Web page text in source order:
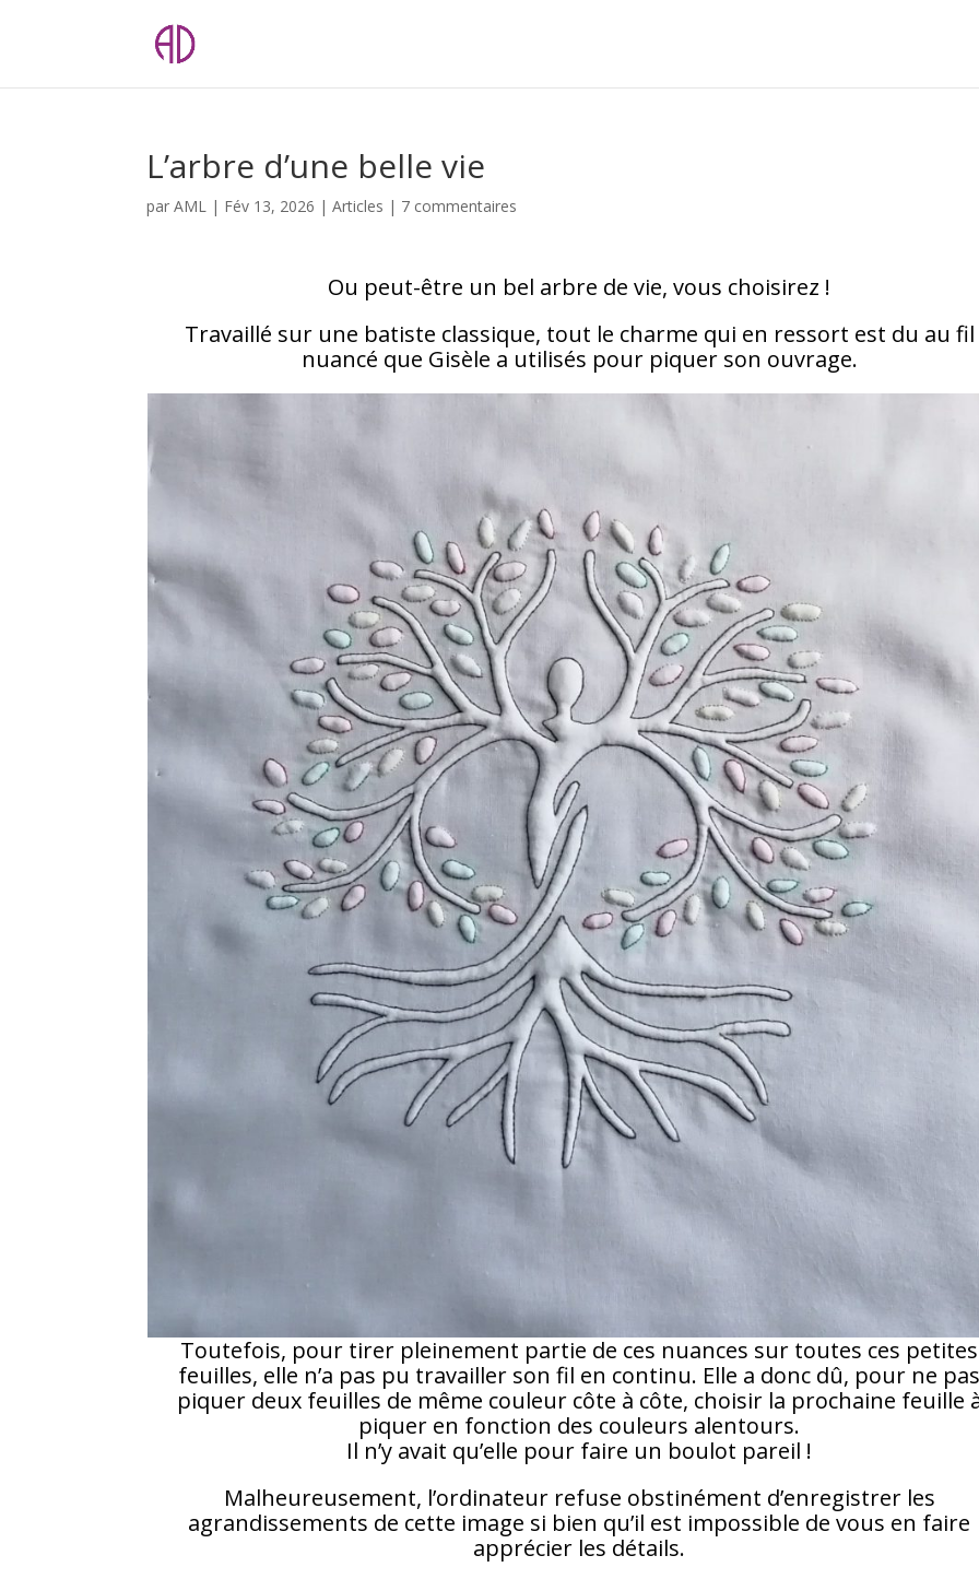
L’arbre d’une belle vie
parAML | Fév 13, 2026 |Articles | 7 commentaires
Ou peut-être un bel arbre de vie, vous choisirez !
Travaillé sur une batiste classique, tout le charme qui en ressort est du au fil
nuancé que Gisèle a utilisés pour piquer son ouvrage.
Toutefois, pour tirer pleinement partie de ces nuances sur toutes ces petites
feuilles, elle n’a pas pu travailler son fil en continu. Elle a donc dû, pour ne
piquer deux feuilles de même couleur côte à côte, choisir la prochaine feuille
piquer en fonction des couleurs alentours.
Il n’y avait qu’elle pour faire un boulot pareil !
Malheureusement, l’ordinateur refuse obstinément d’enregistrer les
agrandissements de cette image si bien qu’il est impossible de vous en faire
apprécier les détails.